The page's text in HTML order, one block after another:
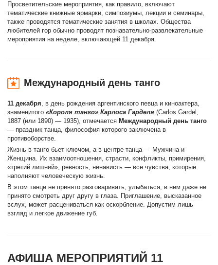
Просветительские мероприятия, как правило, включают
тематические книжные ярмарки, симпозиумы, лекции и семинары,
также проводятся тематические занятия в школах. Общества
любителей гор обычно проводят познавательно-развлекательные
мероприятия на неделе, включающей 11 декабря.
Международный день танго
11 декабря, в день рождения аргентинского певца и киноактера,
знаменитого «Короля танго» Карлоса Гарделя (Carlos Gardel,
1887 (или 1890) — 1935), отмечается Международный день танго
— праздник танца, философия которого заключена в
противоборстве.
Жизнь в танго бьет ключом, а в центре танца — Мужчина и
Женщина. Их взаимоотношения, страсти, конфликты, примирения,
«третий лишний», ревность, ненависть — все чувства, которые
наполняют человеческую жизнь.
В этом танце не принято разговаривать, улыбаться, в нем даже не
принято смотреть друг другу в глаза. Приглашение, высказанное
вслух, может расцениваться как оскорбление. Допустим лишь
взгляд и легкое движение губ.
АФИША МЕРОПРИЯТИЙ 11